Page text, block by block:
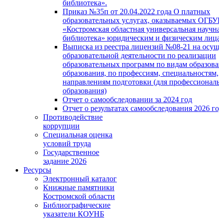
библиотека».
Приказ №35п от 20.04.2022 года О платных
образовательных услугах, оказываемых
«Костромская областная универсальная
библиотека» юридическим и физическим
Выписка из реестра лицензий №08-21 на
образовательной деятельности по реализации
образовательных программ по видам
образования, по профессиям, специальностям,
направлениям подготовки (для
образования)
Отчет о самообследовании за 2024 год
Отчет о результатах самообследования 2026
Противодействие
коррупции
Специальная оценка
условий труда
Государственное
задание 2026
Ресурсы
Электронный каталог
Книжные памятники
Костромской области
Библиографические
указатели КОУНБ